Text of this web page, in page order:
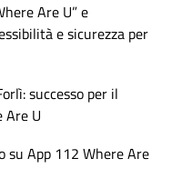
Are U” e
e sicurezza per
successo per il
Are U
su App 112 Where Are